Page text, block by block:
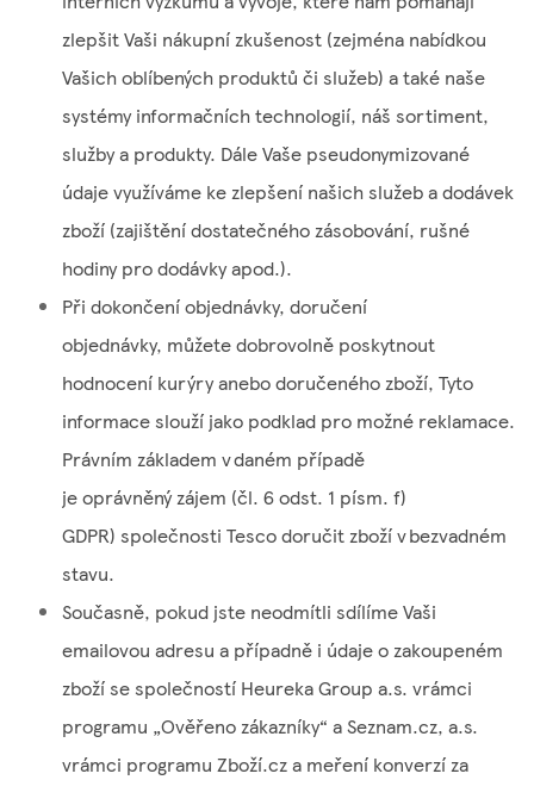
zlepšit Vaši nákupní zkušenost (zejména nabídkou
Vašich oblíbených produktů či služeb) a také naše
systémy informačních technologií, náš sortiment,
služby a produkty. Dále Vaše pseudonymizované
údaje využíváme ke zlepšení našich služeb a dodávek
zboží (zajištění dostatečného zásobování, rušné
hodiny pro dodávky apod.).
Při dokončení objednávky, doručení
objednávky, můžete dobrovolně poskytnout
hodnocení kurýry anebo doručeného zboží, Tyto
informace slouží jako podklad pro možné reklamace.
Právním základem v daném případě
je oprávněný zájem (čl. 6 odst. 1 písm. f)
GDPR) společnosti Tesco doručit zboží v bezvadném
stavu.
Současně, pokud jste neodmítli sdílíme Vaši
emailovou adresu a případně i údaje o zakoupeném
zboží se společností Heureka Group a.s. vrámci
programu „Ověřeno zákazníky“ a Seznam.cz, a.s.
vrámci programu Zboží.cz a meření konverzí za